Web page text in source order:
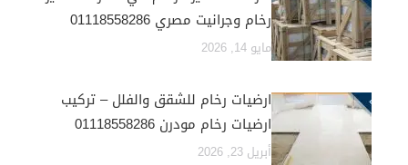
رخام وجرانيت مصري 01118558286
مايو 14, 2026
ارضيات رخام للشقق والفلل – تركيب
ارضيات رخام مودرن 01118558286
أبريل 23, 2026